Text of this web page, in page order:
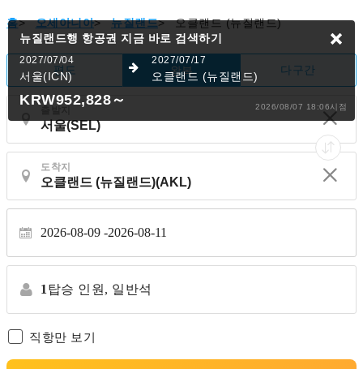
홈> 오세아니아> 뉴질랜드> 오클랜드 (뉴질랜드)
편도 왕복 다구간
도착지
2026-08-09 2026-08-11
1 탑승 인원, 일반석
직항만 보기
뉴질랜드행 항공권 지금 바로 검색하기
2027/07/04
서울(ICN)
2027/07/17
오클랜드 (뉴질랜드)
KRW952,828～ 2026/08/07 18:06시점